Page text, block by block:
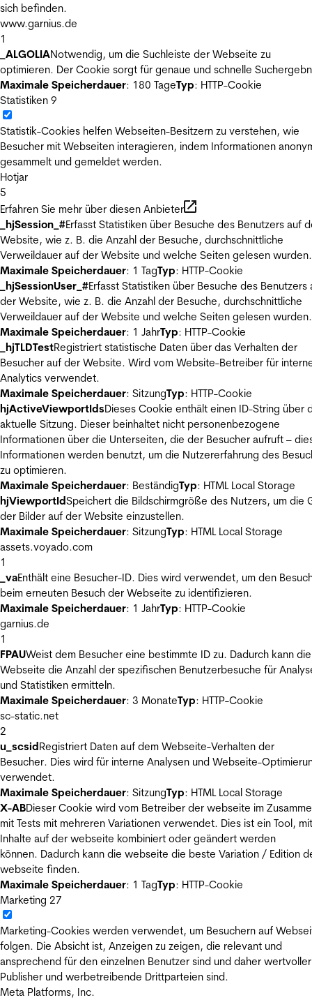
sich befinden.
www.garnius.de
1
_ALGOLIANotwendig, um die Suchleiste der Webseite zu
optimieren. Der Cookie sorgt für genaue und schnelle
Maximale Speicherdauer: 180 TageTyp: HTTP-Cookie
Statistiken 9
Statistik-Cookies helfen Webseiten-Besitzern zu verstehen, wie
Besucher mit Webseiten interagieren, indem Informationen
gesammelt und gemeldet werden.
Hotjar
5
Erfahren Sie mehr über diesen Anbieter
_hjSession_#Erfasst Statistiken über Besuche des Benutzers auf
Website, wie z. B. die Anzahl der Besuche, durchschnittliche
Verweildauer auf der Website und welche Seiten gelesen wurden.
Maximale Speicherdauer: 1 TagTyp: HTTP-Cookie
_hjSessionUser_#Erfasst Statistiken über Besuche des Benutzers
der Website, wie z. B. die Anzahl der Besuche, durchschnittliche
Verweildauer auf der Website und welche Seiten gelesen wurden.
Maximale Speicherdauer: 1 JahrTyp: HTTP-Cookie
_hjTLDTestRegistriert statistische Daten über das Verhalten der
Besucher auf der Website. Wird vom Website-Betreiber für
Analytics verwendet.
Maximale Speicherdauer: SitzungTyp: HTTP-Cookie
hjActiveViewportIdsDieses Cookie enthält einen ID-String über
aktuelle Sitzung. Dieser beinhaltet nicht personenbezogene
Informationen über die Unterseiten, die der Besucher aufruft –
Informationen werden benutzt, um die Nutzererfahrung des
zu optimieren.
Maximale Speicherdauer: BeständigTyp: HTML Local Storage
hjViewportIdSpeichert die Bildschirmgröße des Nutzers, um die
der Bilder auf der Website einzustellen.
Maximale Speicherdauer: SitzungTyp: HTML Local Storage
assets.voyado.com
1
_vaEnthält eine Besucher-ID. Dies wird verwendet, um den
beim erneuten Besuch der Webseite zu identifizieren.
Maximale Speicherdauer: 1 JahrTyp: HTTP-Cookie
garnius.de
1
FPAUWeist dem Besucher eine bestimmte ID zu. Dadurch kann die
Webseite die Anzahl der spezifischen Benutzerbesuche für
und Statistiken ermitteln.
Maximale Speicherdauer: 3 MonateTyp: HTTP-Cookie
sc-static.net
2
u_scsidRegistriert Daten auf dem Webseite-Verhalten der
Besucher. Dies wird für interne Analysen und Webseite-
verwendet.
Maximale Speicherdauer: SitzungTyp: HTML Local Storage
X-ABDieser Cookie wird vom Betreiber der webseite im
mit Tests mit mehreren Variationen verwendet. Dies ist ein Tool,
Inhalte auf der webseite kombiniert oder geändert werden
können. Dadurch kann die webseite die beste Variation / Edition
webseite finden.
Maximale Speicherdauer: 1 TagTyp: HTTP-Cookie
Marketing 27
Marketing-Cookies werden verwendet, um Besuchern auf
folgen. Die Absicht ist, Anzeigen zu zeigen, die relevant und
ansprechend für den einzelnen Benutzer sind und daher
Publisher und werbetreibende Drittparteien sind.
Meta Platforms, Inc.